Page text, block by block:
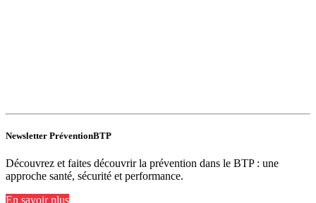
Newsletter PréventionBTP
Découvrez et faites découvrir la prévention dans le BTP : une
approche santé, sécurité et performance.
En savoir plus